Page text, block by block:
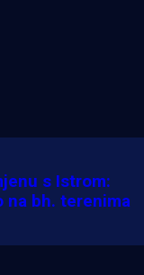
s Istrom:
na bh. terenima